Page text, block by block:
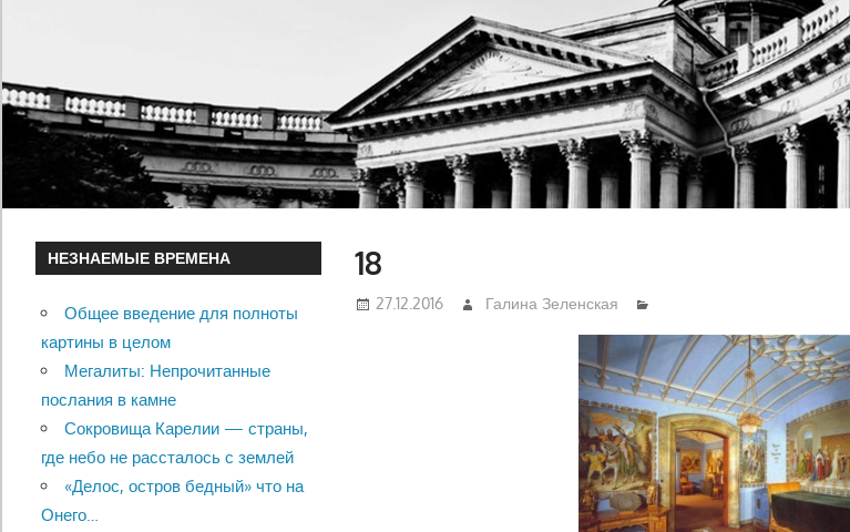
18
27.12.2016 Галина Зеленская
НЕЗНАЕМЫЕ ВРЕМЕНА
Общее введение для полноты
картины в целом
Мегалиты: Непрочитанные
послания в камне
Сокровища Карелии — страны,
где небо не рассталось с землей
«Делос, остров бедный» что на
Онего…